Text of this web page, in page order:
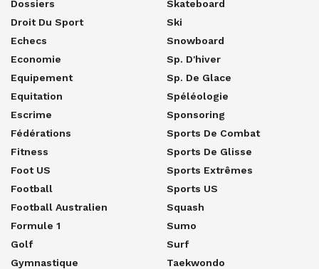
Dossiers
Droit Du Sport
Echecs
Economie
Equipement
Equitation
Escrime
Fédérations
Fitness
Foot US
Football
Football Australien
Formule 1
Golf
Gymnastique
Skateboard
Ski
Snowboard
Sp. D'hiver
Sp. De Glace
Spéléologie
Sponsoring
Sports De Combat
Sports De Glisse
Sports Extrêmes
Sports US
Squash
Sumo
Surf
Taekwondo